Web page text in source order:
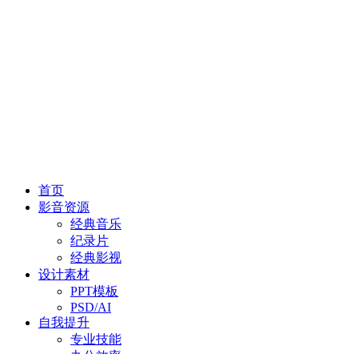
首页
影音资源
经典音乐
纪录片
经典影视
设计素材
PPT模板
PSD/AI
自我提升
专业技能